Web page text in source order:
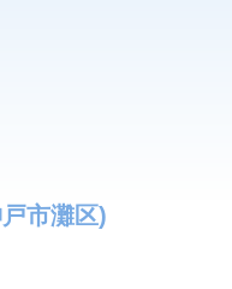
市灘区)